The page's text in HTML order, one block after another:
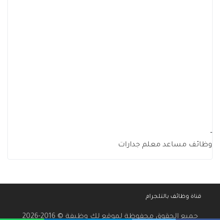
-
وظائف مساعد معلم جدارات
قناة وظائف بالتلجرام
جميع الحقوق محفوظة لموقع لك وظيفة © 2016-2026